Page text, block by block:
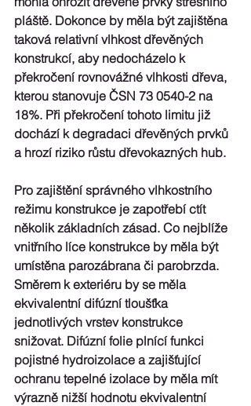
pláště. Dokonce by měla být zajištěna
taková relativní vlhkost dřevěných
konstrukcí, aby nedocházelo k
překročení rovnovážné vlhkosti dřeva,
kterou stanovuje ČSN 73 0540-2 na
18%. Při překročení tohoto limitu již
dochází k degradaci dřevěných prvků
a hrozí riziko růstu dřevokazných hub.
Pro zajištění správného vlhkostního
režimu konstrukce je zapotřebí ctít
několik základních zásad. Co nejblíže
vnitřního líce konstrukce by měla být
umístěna parozábrana či parobrzda.
Směrem k exteriéru by se měla
ekvivalentní difúzní tloušťka
jednotlivých vrstev konstrukce
snižovat. Difúzní folie plnící funkci
pojistné hydroizolace a zajišťující
ochranu tepelné izolace by měla mít
výrazně nižší hodnotu ekvivalentní